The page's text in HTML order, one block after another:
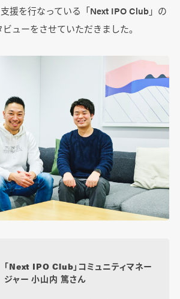
援を行なっている「Next IPO Club」の
ューをさせていただきました。
「Next IPO Club」コミュニティマネー
ジャー 小山内 篤さん